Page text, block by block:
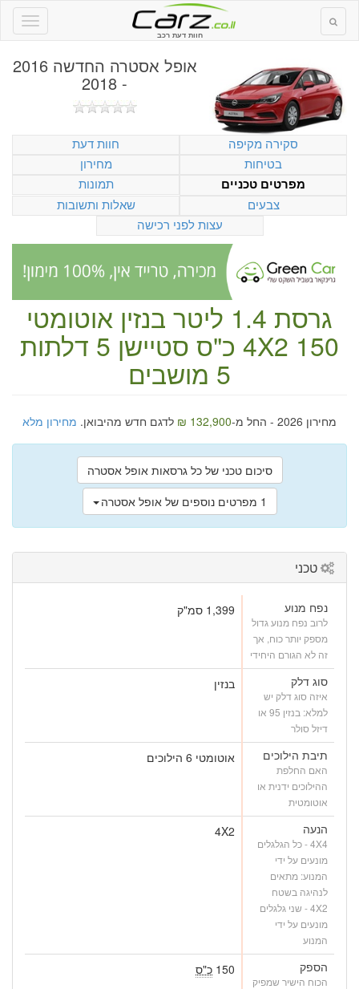
חוות דעת רכב
אופל אסטרה החדשה 2016
- 2018
סקירה מקיפה
חוות דעת
בטיחות
מחירון
מפרטים טכניים
תמונות
צבעים
שאלות ותשובות
עצות לפני רכישה
גרסת 1.4 ליטר בנזין אוטומטי
4X2 150 כ"ס סטיישן
5 מושבים
מחירון 2026 - החל מ- 132,900 ₪ לדגם חדש מהיבואן. מחירון מלא
סיכום טכני של כל גרסאות אופל אסטרה
1 מפרטים נוספים של אופל אסטרה
טכני
נפח מנוע
לרוב נפח מנוע גדול
מספק יותר כוח, אך
זה לא הגורם היחידי
1,399 סמ"ק
סוג דלק
איזה סוג דלק יש
למלא: בנזין 95 או
דיזל סולר
בנזין
תיבת הילוכים
האם החלפת
ההילוכים ידנית או
אוטומטית
אוטומטי 6 הילוכים
הנעה
4X4 - כל הגלגלים
מונעים על ידי
המנוע: מתאים
לנהיגה בשטח
4X2 - שני גלגלים
מונעים על ידי
המנוע
4X2
הספק
הכוח הישיר שמפיק
150 כ"ס